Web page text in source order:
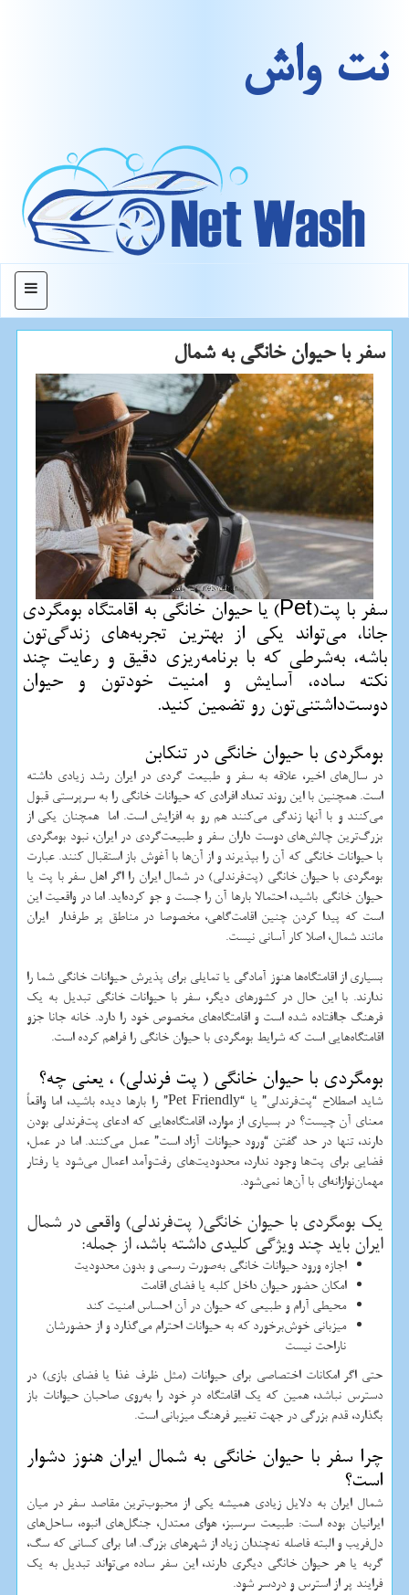
نت واش
منو
سفر با حیوان خانگی به شمال
سفر با پت(Pet) یا حیوان خانگی به اقامتگاه بومگردی
جانا، می‌تواند یکی از بهترین تجربه‌های زندگی‌تون
باشه، به‌شرطی که با برنامه‌ریزی دقیق و رعایت چند
نکته ساده، آسایش و امنیت خودتون و حیوان
دوست‌داشتنی‌تون رو تضمین کنید.
بومگردی با حیوان خانگی در تنکابن
در سال‌های اخیر، علاقه به سفر و طبیعت گردی در ایران رشد زیادی داشته
است. همچنین با این روند تعداد افرادی که حیوانات خانگی را به سرپرستی قبول
می‌کنند و با آنها زندگی می‌کنند هم رو به افزایش است. اما همچنان یکی از
بزرگ‌ترین چالش‌های دوست داران سفر و طبیعت‌گردی در ایران، نبود بومگردی
با حیوانات خانگی که آن را بپذیرند و از آن‌ها با آغوش باز استقبال کنند. عبارت
بومگردی با حیوان خانگی (پت‌فرندلی) در شمال ایران را اگر اهل سفر با پت یا
حیوان خانگی باشید، احتمالا بارها آن را جست و جو کرده‌اید. اما در واقعیت این
است که پیدا کردن چنین اقامت‌گاهی، مخصوصا در مناطق پر طرفدار ایران
مانند شمال، اصلا کار آسانی نیست.
بسیاری از اقامتگاه‌ها هنوز آمادگی یا تمایلی برای پذیرش حیوانات خانگی شما را
ندارند. با این حال در کشورهای دیگر، سفر با حیوانات خانگی تبدیل به یک
فرهنگ جاافتاده شده است و اقامتگاه‌های مخصوص خود را دارد. خانه جانا جزو
اقامتگاه‌هایی است که شرایط بومگردی با حیوان خانگی را فراهم کرده است.
بومگردی با حیوان خانگی ( پت فرندلی) ، یعنی چه؟
شاید اصطلاح “پت‌فرندلی” یا “Pet Friendly” را بارها دیده باشید، اما واقعاً
معنای آن چیست؟ در بسیاری از موارد، اقامتگاه‌هایی که ادعای پت‌فرندلی بودن
دارند، تنها در حد گفتن “ورود حیوانات آزاد است” عمل می‌کنند. اما در عمل،
فضایی برای پت‌ها وجود ندارد، محدودیت‌های رفت‌وآمد اعمال می‌شود یا رفتار
مهمان‌نوازانه‌ای با آن‌ها نمی‌شود.
یک بومگردی با حیوان خانگی( پت‌فرندلی) واقعی در شمال
ایران باید چند ویژگی کلیدی داشته باشد، از جمله:
اجازه ورود حیوانات خانگی به‌صورت رسمی و بدون محدودیت
امکان حضور حیوان داخل کلبه یا فضای اقامت
محیطی آرام و طبیعی که حیوان در آن احساس امنیت کند
میزبانی خوش‌برخورد که به حیوانات احترام می‌گذارد و از حضورشان
ناراحت نیست
حتی اگر امکانات اختصاصی برای حیوانات (مثل ظرف غذا یا فضای بازی) در
دسترس نباشد، همین که یک اقامتگاه درِ خود را به‌روی صاحبان حیوانات باز
بگذارد، قدم بزرگی در جهت تغییر فرهنگ میزبانی است.
چرا سفر با حیوان خانگی به شمال ایران هنوز دشوار
است؟
شمال ایران به دلایل زیادی همیشه یکی از محبوب‌ترین مقاصد سفر در میان
ایرانیان بوده است: طبیعت سرسبز، هوای معتدل، جنگل‌های انبوه، ساحل‌های
دل‌فریب و البته فاصله نه‌چندان زیاد از شهرهای بزرگ. اما برای کسانی که سگ،
گربه یا هر حیوان خانگی دیگری دارند، این سفر ساده می‌تواند تبدیل به یک
فرایند پر از استرس و دردسر شود.